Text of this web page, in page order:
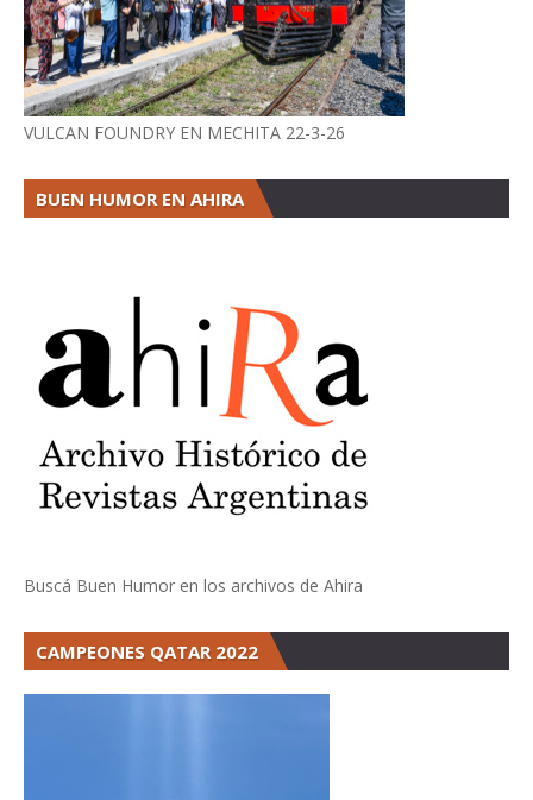
VULCAN FOUNDRY EN MECHITA 22-3-26
BUEN HUMOR EN AHIRA
Buscá Buen Humor en los archivos de Ahira
CAMPEONES QATAR 2022